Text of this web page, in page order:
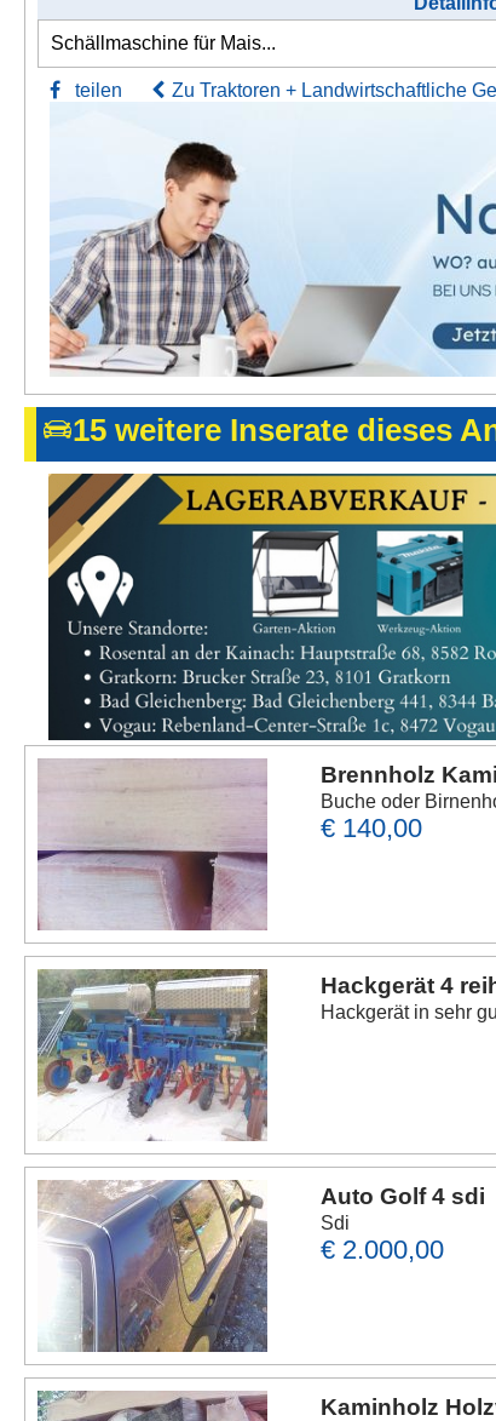
Schällmaschine für Mais...
teilen Zu Traktoren + Landwirtschaftliche
15 weitere Inserate dieses
Brennholz
Buche oder
€ 140,00
Hackgerät 4
Hackgerät in sehr
Auto Golf 4 sdi
Sdi
€ 2.000,00
Kaminholz